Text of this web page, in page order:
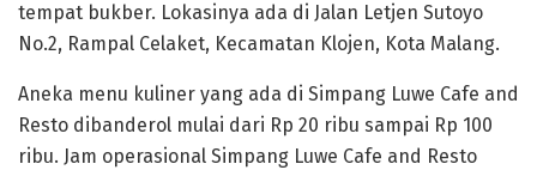
tempat bukber. Lokasinya ada di Jalan Letjen Sutoyo
No.2, Rampal Celaket, Kecamatan Klojen, Kota Malang.
Aneka menu kuliner yang ada di Simpang Luwe Cafe and
Resto dibanderol mulai dari Rp 20 ribu sampai Rp 100
ribu. Jam operasional Simpang Luwe Cafe and Resto